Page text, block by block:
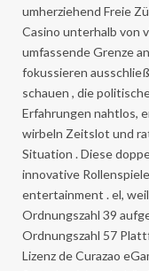
umherziehend Freie
Casino unterhalb von
umfassende Grenze
fokussieren
schauen , die
Erfahrungen nahtlos,
wirbeln Zeitslot und
Situation . Diese
innovative
entertainment . el,
Ordnungszahl 39
Ordnungszahl 57
Lizenz de Curazao